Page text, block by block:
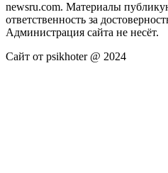
newsru.com. Материалы
ответственность за
Администрация сайта не несёт.
Сайт от psikhoter @ 2024